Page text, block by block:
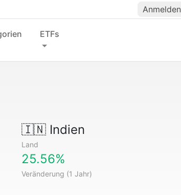
Anmelden
ETFs
🇮🇳Indien
Land
25.56%
Veränderung (1 Jahr)